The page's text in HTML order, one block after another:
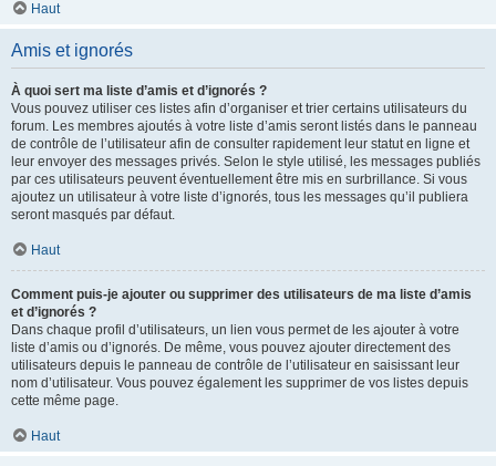
Haut
Amis et ignorés
À quoi sert ma liste d’amis et d’ignorés ?
Vous pouvez utiliser ces listes afin d’organiser et trier certains utilisateurs du
forum. Les membres ajoutés à votre liste d’amis seront listés dans le panneau
de contrôle de l’utilisateur afin de consulter rapidement leur statut en ligne et
leur envoyer des messages privés. Selon le style utilisé, les messages publiés
par ces utilisateurs peuvent éventuellement être mis en surbrillance. Si vous
ajoutez un utilisateur à votre liste d’ignorés, tous les messages qu’il publiera
seront masqués par défaut.
Haut
Comment puis-je ajouter ou supprimer des utilisateurs de ma liste d’amis
et d’ignorés ?
Dans chaque profil d’utilisateurs, un lien vous permet de les ajouter à votre
liste d’amis ou d’ignorés. De même, vous pouvez ajouter directement des
utilisateurs depuis le panneau de contrôle de l’utilisateur en saisissant leur
nom d’utilisateur. Vous pouvez également les supprimer de vos listes depuis
cette même page.
Haut